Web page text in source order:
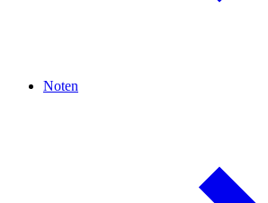
Noten